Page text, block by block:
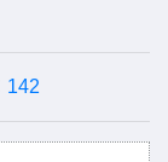
142